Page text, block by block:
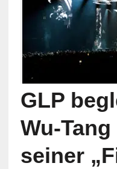
GLP
Wu-
seiner